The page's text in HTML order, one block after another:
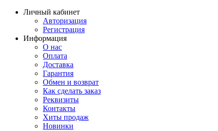
Личный кабинет
Авторизация
Регистрация
Информация
О нас
Оплата
Доставка
Гарантия
Обмен и возврат
Как сделать заказ
Реквизиты
Контакты
Хиты продаж
Новинки